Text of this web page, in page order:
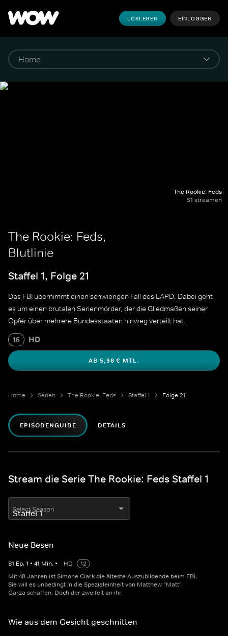
LOSLEGEN EINLOGGEN
The Rookie: Feds
S1 streamen
The Rookie: Feds,
Blutlinie
Staffel 1, Folge 21
Das FBI übernimmt einen schwierigen Fall des LAPD. Dabei geht
es um einen brutalen Serienmörder, der die Gliedmaßen seiner
Opfer über mehrere Bundesstaaten hinweg verteilt hat.
16 HD
AB 5,98 € MTL.
Home Serien The Rookie: Feds Staffel 1 Folge 21
EPISODENGUIDE DETAILS
Stream die Serie The Rookie: Feds Staffel 1
Select Season
Neue Besen
S1 Ep.1 • 41 Min. • HD
12
Mit 48 Jahren ist Simone Clark die älteste Auszubildende beim FBI.
Sie will es unbedingt in die Spezialeinheit von Matthew "Matt"
Garza schaffen. Doch der zweifelt an ihr.
Wie aus dem Gesicht geschnitten